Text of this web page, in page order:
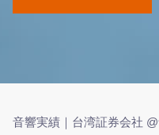
音響実績｜台湾証券会社